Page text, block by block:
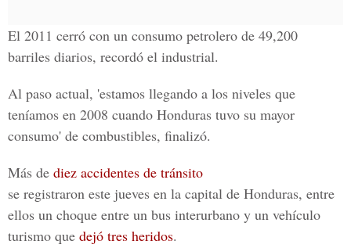
El 2011 cerró con un consumo petrolero de 49,200
barriles diarios, recordó el industrial.
Al paso actual, 'estamos llegando a los niveles que
teníamos en 2008 cuando Honduras tuvo su mayor
consumo' de combustibles, finalizó.
Más de diez accidentes de tránsito
se registraron este jueves en la capital de Honduras, entre
ellos un choque entre un bus interurbano y un vehículo
turismo que dejó tres heridos.